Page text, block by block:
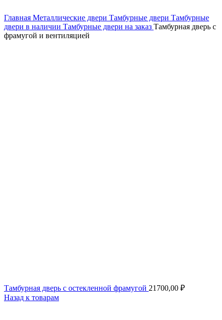
Главная Металлические двери Тамбурные двери Тамбурные
двери в наличии Тамбурные двери на заказ Тамбурная дверь с
фрамугой и вентиляцией
Тамбурная дверь с остекленной фрамугой 21700,00 ₽
Назад к товарам